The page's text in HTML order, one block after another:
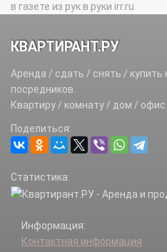
в газете из рук в руки irr.ru
КВАРТИРАНТ.РУ
Аренда / сдать / снять /
посредников.
Квартиру / комнату / дом /
Поделиться:
Статистика:
Информация:
Контактная информация